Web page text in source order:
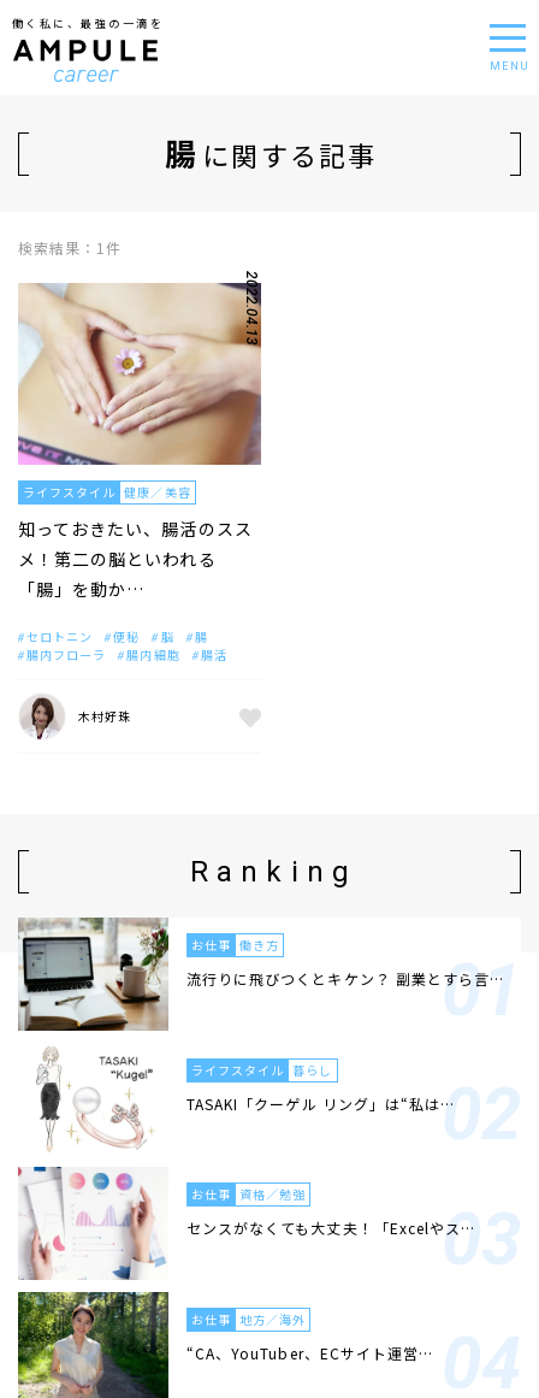
働く私に、最強の一滴を
MENU
腸 に関する記事
検索結果：1件
2022.04.13
ライフスタイル 健康／美容
知っておきたい、腸活のスス
メ！第二の脳といわれる
「腸」を動か…
セロトニン 便秘 脳
腸
腸内フローラ
腸内細胞 腸活
木村好珠
Ranking
お仕事 働き方
流行りに飛びつくとキケン？ 副業とすら言…
ライフスタイル 暮らし
TASAKI「クーゲル リング」は“私は…
お仕事 資格／勉強
センスがなくても大丈夫！「Excelやス…
お仕事 地方／海外
“CA、YouTuber、ECサイト運営…